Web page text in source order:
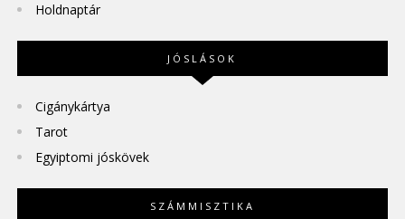
Holdnaptár
JÓSLÁSOK
Cigánykártya
Tarot
Egyiptomi jóskövek
SZÁMMISZTIKA